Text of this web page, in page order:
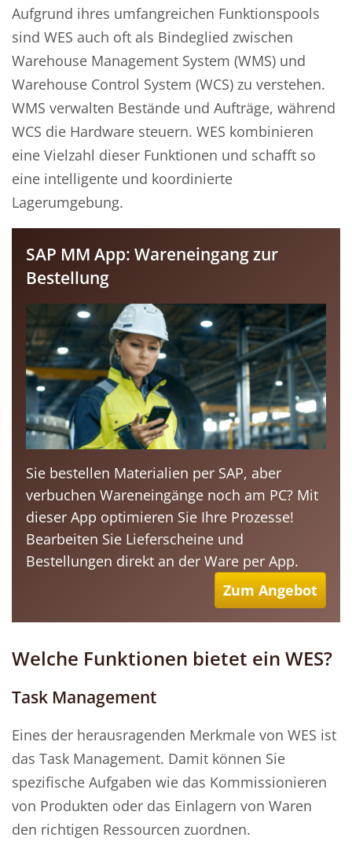
Aufgrund ihres umfangreichen Funktionspools
sind WES auch oft als Bindeglied zwischen
Warehouse Management System (WMS) und
Warehouse Control System (WCS) zu verstehen.
WMS verwalten Bestände und Aufträge, während
WCS die Hardware steuern. WES kombinieren
eine Vielzahl dieser Funktionen und schafft so
eine intelligente und koordinierte
Lagerumgebung.
SAP MM App: Wareneingang zur
Bestellung
Sie bestellen Materialien per SAP, aber
verbuchen Wareneingänge noch am PC? Mit
dieser App optimieren Sie Ihre Prozesse!
Bearbeiten Sie Lieferscheine und
Bestellungen direkt an der Ware per App.
Zum Angebot
Welche Funktionen bietet ein WES?
Task Management
Eines der herausragenden Merkmale von WES ist
das Task Management. Damit können Sie
spezifische Aufgaben wie das Kommissionieren
von Produkten oder das Einlagern von Waren
den richtigen Ressourcen zuordnen.